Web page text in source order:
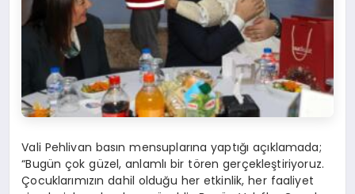
Vali Pehlivan basın mensuplarına yaptığı açıklamada;
“Bugün çok güzel, anlamlı bir tören gerçekleştiriyoruz.
Çocuklarımızın dahil olduğu her etkinlik, her faaliyet